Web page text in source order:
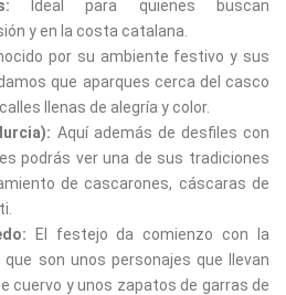
Ideal para quienes buscan
y en la costa catalana.
por su ambiente festivo y sus
que aparques cerca del casco
llenas de alegría y color.
Aquí además de desfiles con
podrás ver una de sus tradiciones
de cascarones, cáscaras de
El festejo da comienzo con la
son unos personajes que llevan
cuervo y unos zapatos de garras de